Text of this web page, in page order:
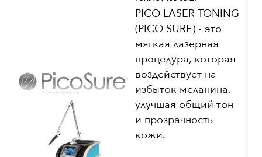
PICO LASER TONING
(PICO SURE) - это
мягкая лазерная
процедура, которая
воздействует на
избыток меланина,
улучшая общий тон
и прозрачность
кожи.